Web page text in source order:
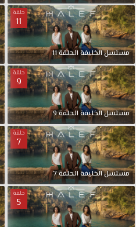
حلقة
11
مسلسل الخليفة الحلقة 11
حلقة
9
مسلسل الخليفة الحلقة 9
حلقة
7
مسلسل الخليفة الحلقة 7
حلقة
5